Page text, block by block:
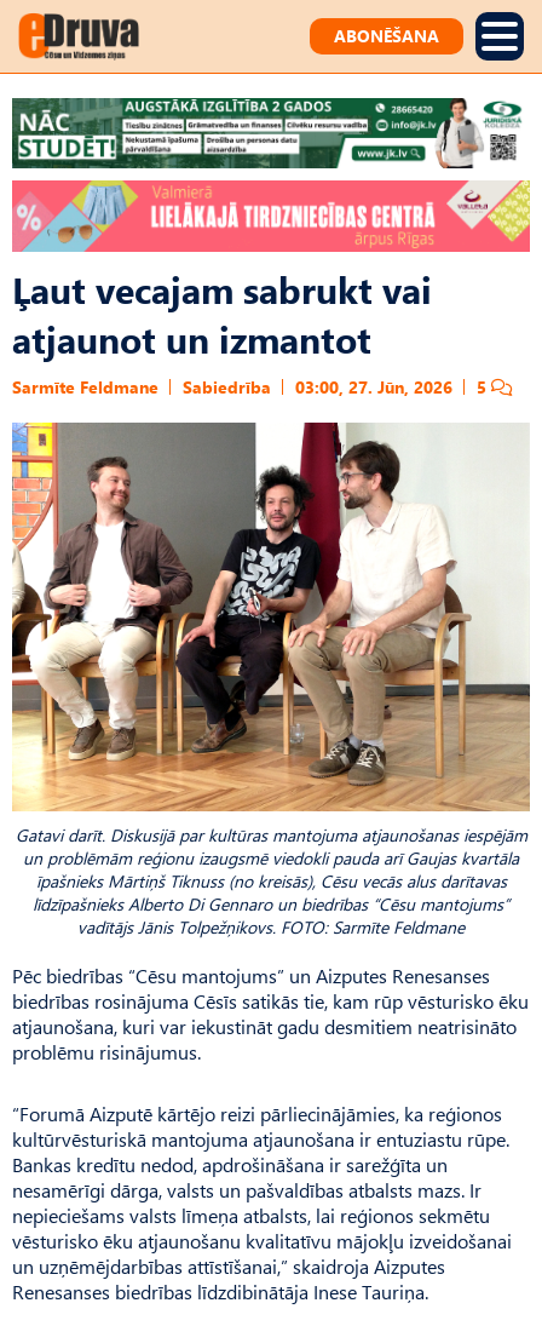
ABONĒŠANA
Ļaut vecajam sabrukt vai
atjaunot un izmantot
Sarmīte Feldmane Sabiedrība 03:00, 27. Jūn, 2026 5
Gatavi darīt. Diskusijā par kultūras mantojuma atjaunošanas iespējām
un problēmām reģionu izaugsmē viedokli pauda arī Gaujas kvartāla
īpašnieks Mārtiņš Tiknuss (no kreisās), Cēsu vecās alus darītavas
līdzīpašnieks Alberto Di Gennaro un biedrības “Cēsu mantojums”
vadītājs Jānis Tolpežņikovs. FOTO: Sarmīte Feldmane
Pēc biedrības “Cēsu mantojums” un Aizputes Renesanses
biedrības rosinājuma Cēsīs satikās tie, kam rūp vēsturisko ēku
atjaunošana, kuri var iekustināt gadu desmitiem neatrisināto
problēmu risinājumus.
“Forumā Aizputē kārtējo reizi pārliecinājāmies, ka reģionos
kultūrvēsturiskā mantojuma atjaunošana ir entuziastu rūpe.
Bankas kredītu nedod, apdrošināšana ir sarežģīta un
nesamērīgi dārga, valsts un pašvaldības atbalsts mazs. Ir
nepieciešams valsts līmeņa atbalsts, lai reģionos sekmētu
vēsturisko ēku atjaunošanu kvalitatīvu mājokļu izveidošanai
un uzņēmējdarbības attīstīšanai,” skaidroja Aiz­putes
Renesanses biedrības līdzdibinātāja Inese Tauriņa.